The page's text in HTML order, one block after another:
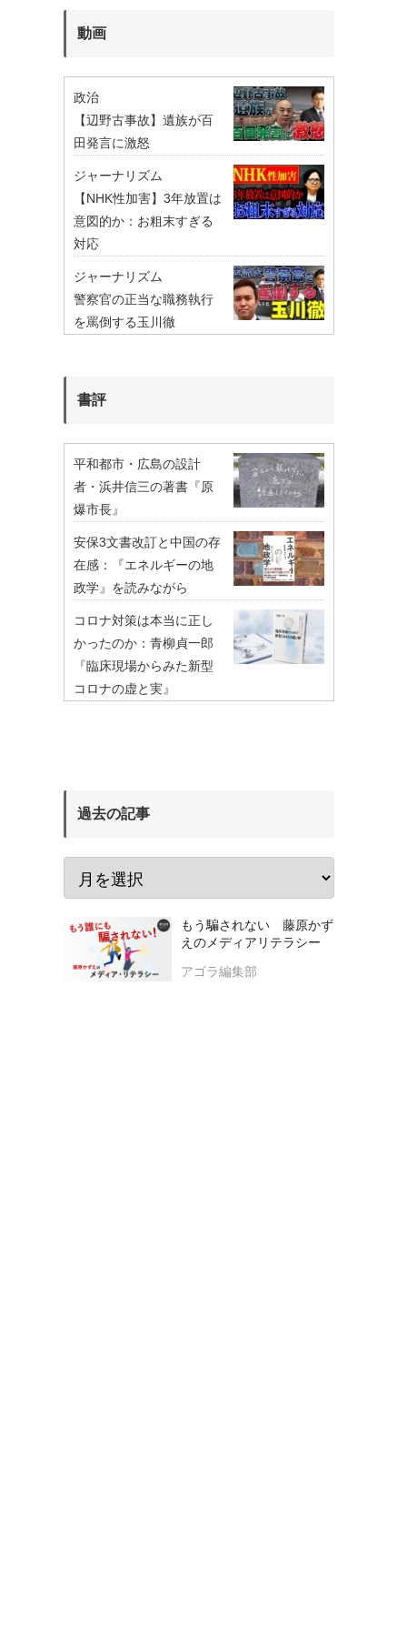
動画
政治
【辺野古事故】遺族が百
田発言に激怒
ジャーナリズム
【NHK性加害】3年放置は
意図的か：お粗末すぎる
対応
ジャーナリズム
警察官の正当な職務執行
を罵倒する玉川徹
書評
平和都市・広島の設計
者・浜井信三の著書『原
爆市長』
安保3文書改訂と中国の存
在感：『エネルギーの地
政学』を読みながら
コロナ対策は本当に正し
かったのか：青柳貞一郎
『臨床現場からみた新型
コロナの虚と実』
過去の記事
もう騙されない 藤原かず
えのメディアリテラシー
アゴラ編集部